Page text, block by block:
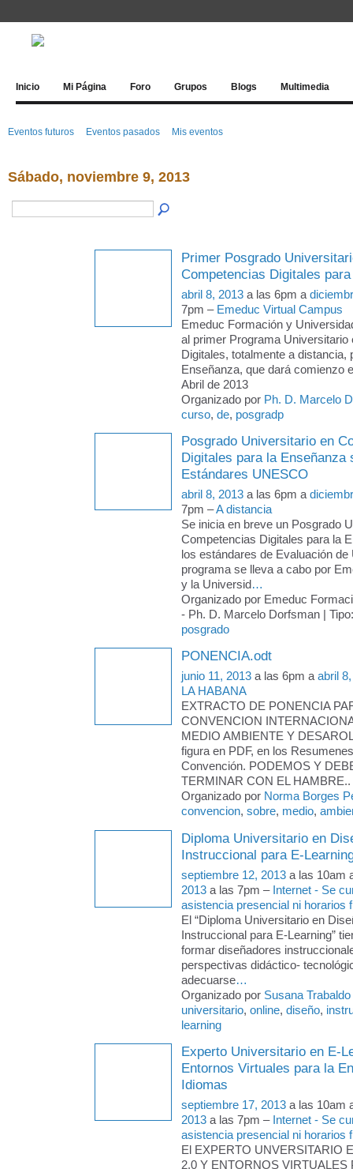
Inicio Mi Página Foro Grupos Blogs Multimedia
Eventos futuros Eventos pasados Mis eventos
Sábado, noviembre 9, 2013
Primer Posgrado
Competencias Digitales
abril 8, 2013 a las 6pm a
7pm – Emeduc Virtual Campus
Emeduc Formación y
al primer Programa Universitario
Digitales, totalmente a distancia,
Enseñanza, que dará comienzo
Abril de 2013
Organizado por Ph. D. Marcelo
curso, de, posgradp
Posgrado Universitario en
Digitales para la Enseñanza
Estándares UNESCO
abril 8, 2013 a las 6pm a
7pm –A distancia
Se inicia en breve un Posgrado
Competencias Digitales para la
los estándares de Evaluación
programa se lleva a cabo por
y la Universid…
Organizado por Emeduc
- Ph. D. Marcelo Dorfsman |
posgrado
PONENCIA.odt
junio 11, 2013 a las 6pm aabril
LA HABANA
EXTRACTO DE PONENCIA
CONVENCION
MEDIO AMBIENTE Y
figura en PDF, en los
Convención. PODEMOS Y
TERMINAR CON EL HAMBRE..
Organizado por Norma Borges
convencion, sobre, medio,
Diploma Universitario en
Instruccional para E-
septiembre 12, 2013 a las 10am
2013 a las 7pm – Internet - Se
asistencia presencial ni horarios
El “Diploma Universitario en
Instruccional para E-Learning”
formar diseñadores
perspectivas didáctico-
adecuarse…
Organizado por Susana Trabaldo
universitario, online, diseño,
learning
Experto Universitario en E-
Entornos Virtuales para la
Idiomas
septiembre 17, 2013 a las 10am
2013 a las 7pm – Internet - Se
asistencia presencial ni horarios
El EXPERTO UNVERSITARIO
2.0 Y ENTORNOS VIRTUALES